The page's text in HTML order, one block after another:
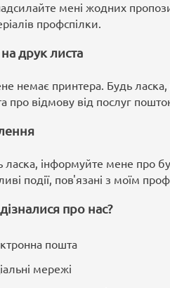
мені жодних
профспілки.
друк листа
немає принтера. Будь ласка,
про відмову від послуг
ласка, інформуйте мене про
події, пов'язані з моїм
про нас?
пошта
мережі